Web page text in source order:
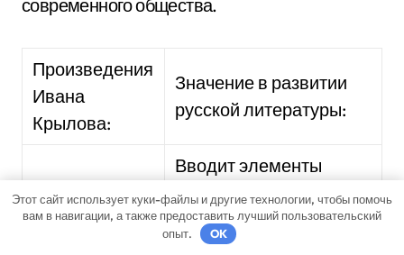
современного общества.
Произведения
Ивана
Крылова:
Значение в развитии
русской литературы:
«Ворона и
лисица»
Вводит элементы
фольклора в поэзию и
развивает жанр
фабулы
Этот сайт использует куки-файлы и другие технологии, чтобы помочь
вам в навигации, а также предоставить лучший пользовательский
опыт.
OK